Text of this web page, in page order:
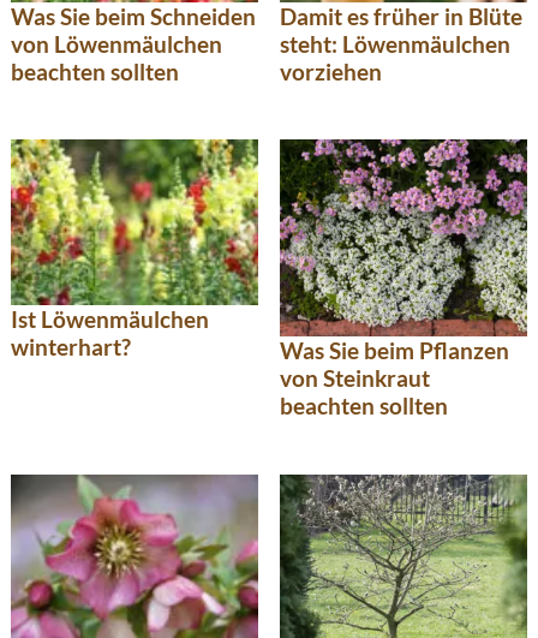
Was Sie beim Schneiden
von Löwenmäulchen
beachten sollten
Damit es früher in Blüte
steht: Löwenmäulchen
vorziehen
Ist Löwenmäulchen
winterhart?
Was Sie beim Pflanzen
von Steinkraut
beachten sollten